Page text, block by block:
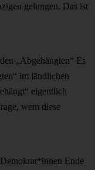
gelungen. Das ist
„Abgehängten“ Es
im ländlichen
eigentlich
wem diese
Ende